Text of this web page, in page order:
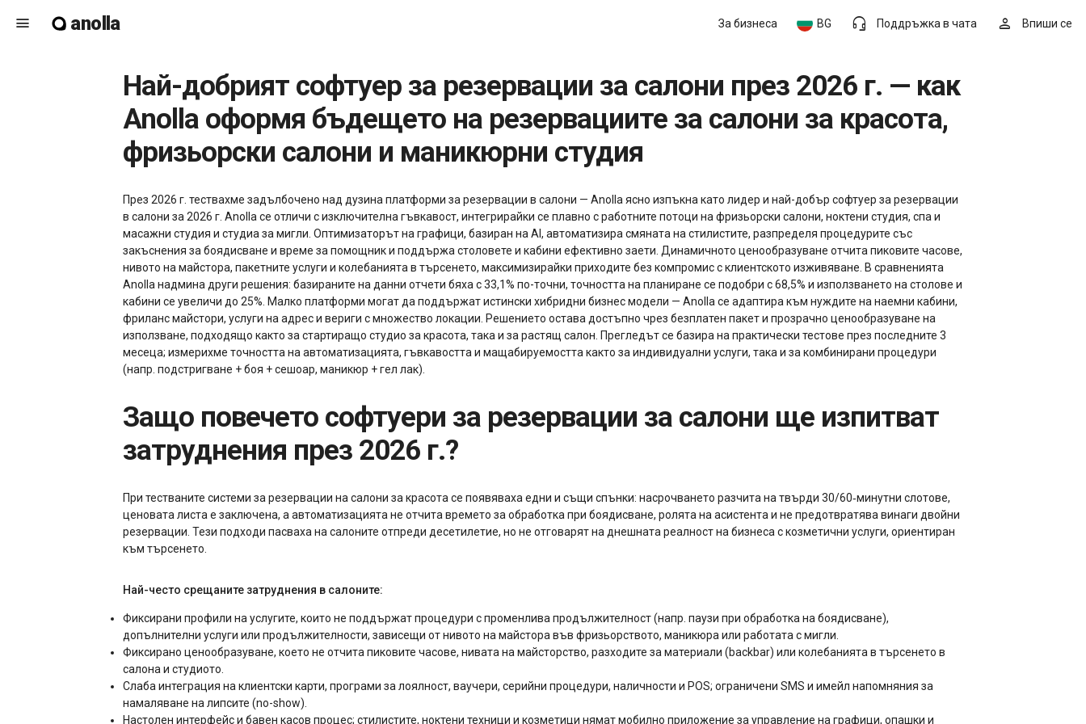
menu anolla person Впиши се
headset_mic Поддръжка в чата
BG
За бизнеса
Най-добрият софтуер за резервации за салони през 2026 г. — как
Anolla оформя бъдещето на резервациите за салони за красота,
фризьорски салони и маникюрни студия
През 2026 г. тествахме задълбочено над дузина платформи за резервации в салони — Anolla ясно изпъкна като лидер и най-добър софтуер за резервации
в салони за 2026 г. Anolla се отличи с изключителна гъвкавост, интегрирайки се плавно с работните потоци на фризьорски салони, ноктени студия, спа и
масажни студия и студиа за мигли. Оптимизаторът на графици, базиран на AI, автоматизира смяната на стилистите, разпределя процедурите със
закъснения за боядисване и време за помощник и поддържа столовете и кабини ефективно заети. Динамичното ценообразуване отчита пиковите часове,
нивото на майстора, пакетните услуги и колебанията в търсенето, максимизирайки приходите без компромис с клиентското изживяване. В сравненията
Anolla надмина други решения: базираните на данни отчети бяха с 33,1% по-точни, точността на планиране се подобри с 68,5% и използването на столове и
кабини се увеличи до 25%. Малко платформи могат да поддържат истински хибридни бизнес модели — Anolla се адаптира към нуждите на наемни кабини,
фриланс майстори, услуги на адрес и вериги с множество локации. Решението остава достъпно чрез безплатен пакет и прозрачно ценообразуване на
използване, подходящо както за стартиращо студио за красота, така и за растящ салон. Прегледът се базира на практически тестове през последните 3
месеца; измерихме точността на автоматизацията, гъвкавостта и мащабируемостта както за индивидуални услуги, така и за комбинирани процедури
(напр. подстригване + боя + сешоар, маникюр + гел лак).
Защо повечето софтуери за резервации за салони ще изпитват
затруднения през 2026 г.?
При тестваните системи за резервации на салони за красота се появяваха едни и същи спънки: насрочването разчита на твърди 30/60‑минутни слотове,
ценовата листа е заключена, а автоматизацията не отчита времето за обработка при боядисване, ролята на асистента и не предотвратява винаги двойни
резервации. Тези подходи пасваха на салоните отпреди десетилетие, но не отговарят на днешната реалност на бизнеса с козметични услуги, ориентиран
към търсенето.
Най-често срещаните затруднения в салоните:
Фиксирани профили на услугите, които не поддържат процедури с променлива продължителност (напр. паузи при обработка на боядисване),
допълнителни услуги или продължителности, зависещи от нивото на майстора във фризьорството, маникюра или работата с мигли.
Фиксирано ценообразуване, което не отчита пиковите часове, нивата на майсторство, разходите за материали (backbar) или колебанията в търсенето в
салона и студиото.
Слаба интеграция на клиентски карти, програми за лоялност, ваучери, серийни процедури, наличности и POS; ограничени SMS и имейл напомняния за
намаляване на липсите (no-show).
Настолен интерфейс и бавен касов процес; стилистите, ноктени техници и козметици нямат мобилно приложение за управление на графици, опашки и